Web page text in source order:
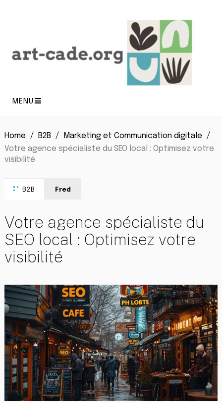
MENU
Home B2B
Marketing et Communication digitale
Votre agence spécialiste du SEO local : Optimisez votre
visibilité
B2B Fred
Votre agence spécialiste du
SEO local : Optimisez votre
visibilité